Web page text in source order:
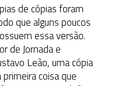
de cópias foram
que alguns poucos
essa versão.
de Jornada e
Leão, uma cópia
coisa que